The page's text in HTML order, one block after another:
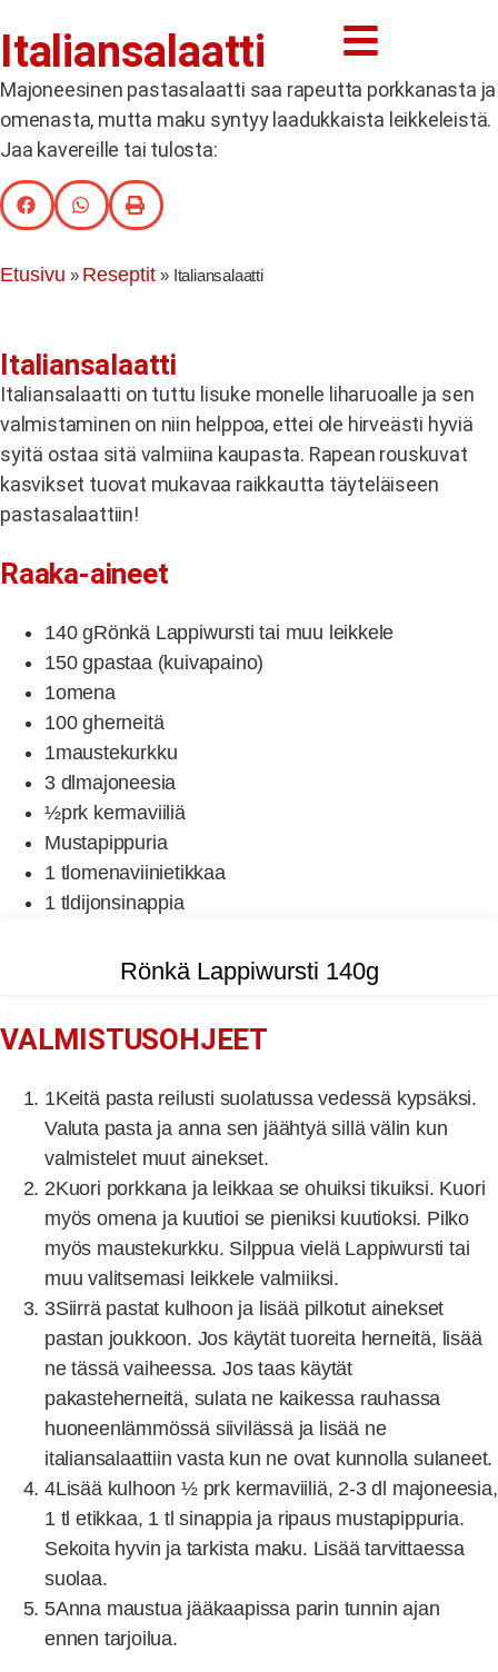
Italiansalaatti
Majoneesinen pastasalaatti saa rapeutta porkkanasta ja
omenasta, mutta maku syntyy laadukkaista leikkeleistä.
Jaa kavereille tai tulosta:
Etusivu » Reseptit » Italiansalaatti
Italiansalaatti
Italiansalaatti on tuttu lisuke monelle liharuoalle ja sen
valmistaminen on niin helppoa, ettei ole hirveästi hyviä
syitä ostaa sitä valmiina kaupasta. Rapean rouskuvat
kasvikset tuovat mukavaa raikkautta täyteläiseen
pastasalaattiin!
Raaka-aineet
140 gRönkä Lappiwursti tai muu leikkele
150 gpastaa (kuivapaino)
1omena
100 gherneitä
1maustekurkku
3 dl majoneesia
½prk kermaviiliä
Mustapippuria
1 tlomenaviinietikkaa
1 tldijonsinappia
Rönkä Lappiwursti 140g
VALMISTUSOHJEET
1Keitä pasta reilusti suolatussa vedessä kypsäksi.
Valuta pasta ja anna sen jäähtyä sillä välin kun
valmistelet muut ainekset.
2Kuori porkkana ja leikkaa se ohuiksi tikuiksi. Kuori
myös omena ja kuutioi se pieniksi kuutioksi. Pilko
myös maustekurkku. Silppua vielä Lappiwursti tai
muu valitsemasi leikkele valmiiksi.
3Siirrä pastat kulhoon ja lisää pilkotut ainekset
pastan joukkoon. Jos käytät tuoreita herneitä, lisää
ne tässä vaiheessa. Jos taas käytät
pakasteherneitä, sulata ne kaikessa rauhassa
huoneenlämmössä siivilässä ja lisää ne
italiansalaattiin vasta kun ne ovat kunnolla sulaneet.
4Lisää kulhoon ½ prk kermaviiliä, 2-3 dl majoneesia,
1 tl etikkaa, 1 tl sinappia ja ripaus mustapippuria.
Sekoita hyvin ja tarkista maku. Lisää tarvittaessa
suolaa.
5Anna maustua jääkaapissa parin tunnin ajan
ennen tarjoilua.